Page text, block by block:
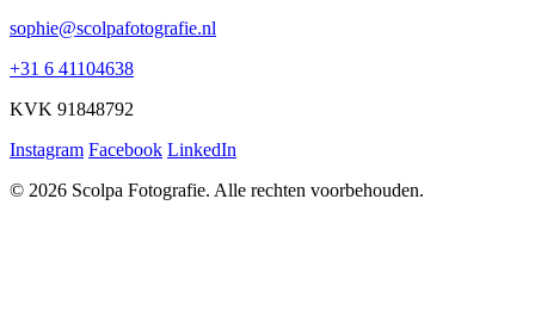
sophie@scolpafotografie.nl
+31 6 41104638
KVK 91848792
Instagram Facebook LinkedIn
© 2026 Scolpa Fotografie. Alle rechten voorbehouden.